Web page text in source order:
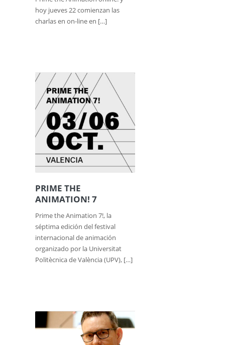
hoy jueves 22 comienzan las
charlas en on-line en […]
PRIME THE
ANIMATION! 7
Prime the Animation 7!, la
séptima edición del festival
internacional de animación
organizado por la Universitat
Politècnica de València (UPV), […]